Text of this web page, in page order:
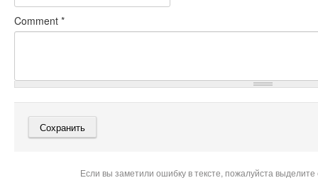
Comment *
Если вы заметили ошибку в тексте, пожалуйста